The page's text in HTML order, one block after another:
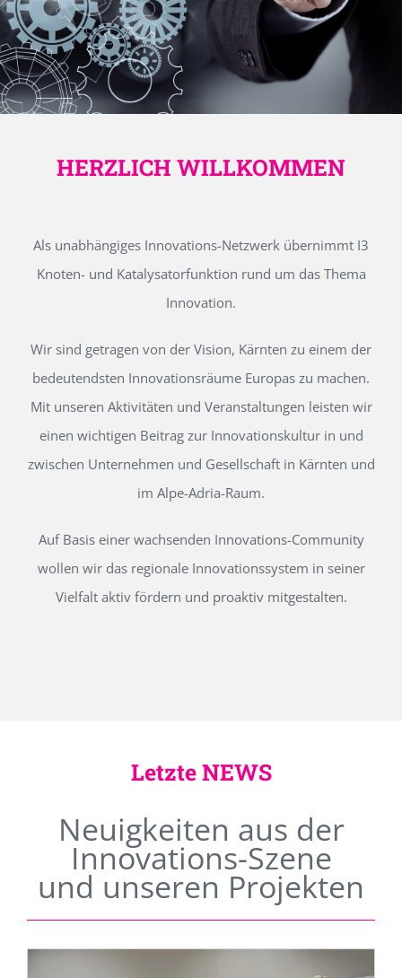
HERZLICH WILLKOMMEN
Als unabhängiges Innovations-Netzwerk übernimmt I3
Knoten- und Katalysatorfunktion rund um das Thema
Innovation.
Wir sind getragen von der Vision, Kärnten zu einem der
bedeutendsten Innovationsräume Europas zu machen.
Mit unseren Aktivitäten und Veranstaltungen leisten wir
einen wichtigen Beitrag zur Innovationskultur in und
zwischen Unternehmen und Gesellschaft in Kärnten und
im Alpe-Adria-Raum.
Auf Basis einer wachsenden Innovations-Community
wollen wir das regionale Innovationssystem in seiner
Vielfalt aktiv fördern und proaktiv mitgestalten.
Letzte NEWS
Neuigkeiten aus der
Innovations-Szene
und unseren Projekten